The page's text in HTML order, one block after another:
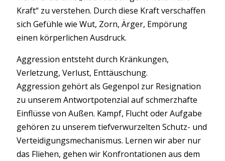
Kraft“ zu verstehen. Durch diese Kraft verschaffen
sich Gefühle wie Wut, Zorn, Ärger, Empörung
einen körperlichen Ausdruck.
Aggression entsteht durch Kränkungen,
Verletzung, Verlust, Enttäuschung.
Aggression gehört als Gegenpol zur Resignation
zu unserem Antwortpotenzial auf schmerzhafte
Einflüsse von Außen. Kampf, Flucht oder Aufgabe
gehören zu unserem tiefverwurzelten Schutz- und
Verteidigungsmechanismus. Lernen wir aber nur
das Fliehen, gehen wir Konfrontationen aus dem